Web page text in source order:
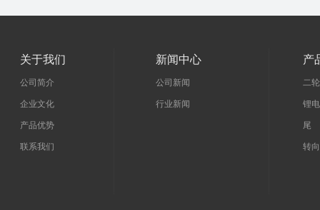
关于我们
公司简介
企业文化
产品优势
联系我们
新闻中心
公司新闻
行业新闻
产
二
锂
尾
转